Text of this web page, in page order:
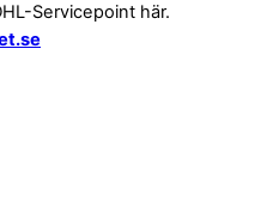
Servicepoint här.